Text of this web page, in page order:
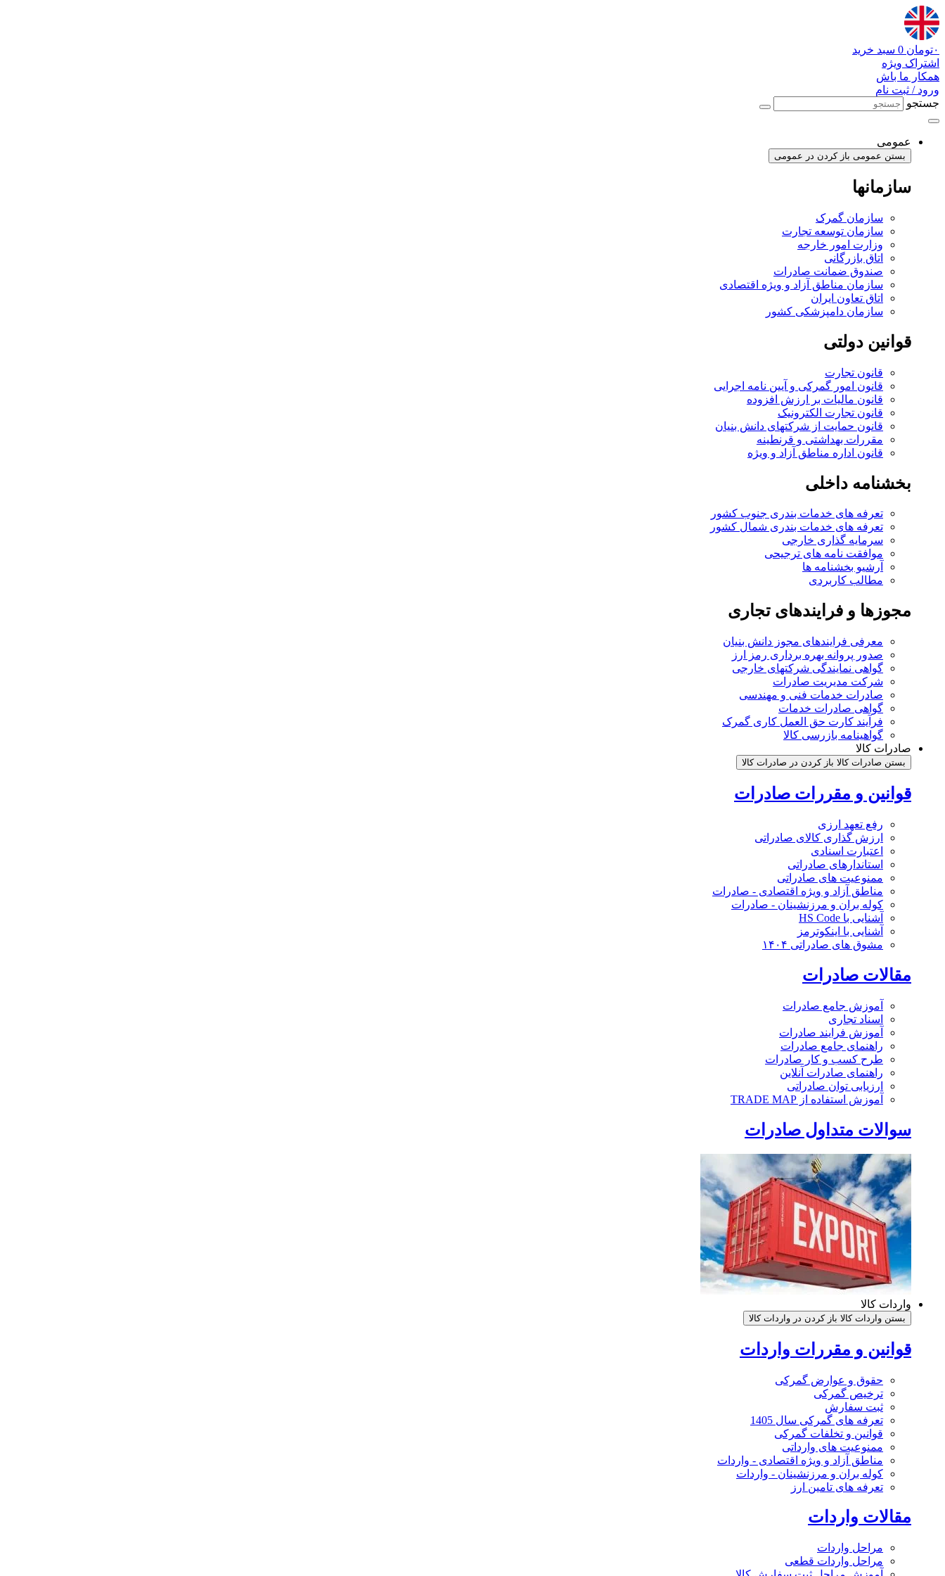
پرش
به
محتوا
۰تومان 0 سبد خرید
اشتراک ویژه
همکار ما باش
ورود / ثبت نام
جستجو
عمومی
بستن عمومی باز کردن در عمومی
سازمانها
سازمان گمرک
سازمان توسعه تجارت
وزارت امور خارجه
اتاق بازرگانی
صندوق ضمانت صادرات
سازمان مناطق آزاد و ویژه اقتصادی
اتاق تعاون ایران
سازمان دامپزشکی کشور
قوانین دولتی
قانون تجارت
قانون امور گمرکی و آیین نامه اجرایی
قانون مالیات بر ارزش افزوده
قانون تجارت الکترونیک
قانون حمایت از شرکتهای دانش بنیان
مقررات بهداشتی و قرنطینه
قانون اداره مناطق آزاد و ویژه
بخشنامه داخلی
تعرفه های خدمات بندری جنوب کشور
تعرفه های خدمات بندری شمال کشور
سرمایه گذاری خارجی
موافقت نامه های ترجیحی
آرشیو بخشنامه ها
مطالب کاربردی
مجوزها و فرایندهای تجاری
معرفی فرایندهای مجوز دانش بنیان
صدور پروانه بهره برداری رمز ارز
گواهی نمایندگی شرکتهای خارجی
شرکت مدیریت صادرات
صادرات خدمات فنی و مهندسی
گواهی صادرات خدمات
فرآیند کارت حق العمل کاری گمرک
گواهینامه بازرسی کالا
صادرات کالا
بستن صادرات کالا باز کردن در صادرات کالا
قوانین و مقررات صادرات
رفع تعهد ارزی
ارزش گذاری کالای صادراتی
اعتبارت اسنادی
استاندارهای صادراتی
ممنوعیت های صادراتی
مناطق آزاد و ویژه اقتصادی - صادرات
کوله بران و مرزنشینان - صادرات
آشنایی با HS Code
آشنایی با اینکوترمز
مشوق های صادراتی ۱۴۰۴
مقالات صادرات
آموزش جامع صادرات
اسناد تجاری
آموزش فرایند صادرات
راهنمای جامع صادرات
طرح کسب و کار صادرات
راهنمای صادرات آنلاین
ارزیابی توان صادراتی
آموزش استفاده از TRADE MAP
سوالات متداول صادرات
واردات کالا
بستن واردات کالا باز کردن در واردات کالا
قوانین و مقررات واردات
حقوق و عوارض گمرکی
ترخیص گمرکی
ثبت سفارش
تعرفه های گمرکی سال 1405
قوانین و تخلفات گمرکی
ممنوعیت های وارداتی
مناطق آزاد و ویژه اقتصادی - واردات
کوله بران و مرزنشینان - واردات
تعرفه های تامین ارز
مقالات واردات
مراحل واردات
مراحل واردات قطعی